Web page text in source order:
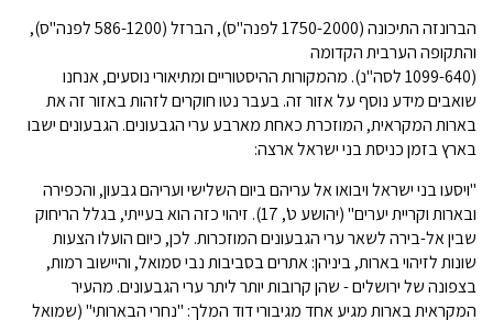
הברונזה התיכונה (1750-2000 לפנה"ס), הברזל (586-1200 לפנה"ס),
והתקופה הערבית הקדומה
(1099-640 לסה"נ). מהמקורות ההיסטוריים ומתיאורי נוסעים, אנחנו
שואבים מידע נוסף על אזור זה. בעבר נטו חוקרים לזהות באזור זה את
בארות המקראית, המוזכרת כאחת מארבע ערי הגבעונים. הגבעונים ישבו
בארץ בזמן כניסת בני ישראל ארצה:
"ויסעו בני ישראל ויבואו אל עריהם ביום השלישי ועריהם גבעון, והכפירה
ובארות וקריית יערים" (יהושע ט', 17). זיהוי כזה הוא בעייתי, בגלל הריחוק
שבין אל-בירה לשאר ערי הגבעונים המוזכרות. לכן, כיום הועלו הצעות
שונות לזיהוי בארות, ביניהן: אתרים בסביבות נבי סמואל, והיישוב רמות,
בצפונה של ירושלים - שהן קרובות יותר ליתר ערי הגבעונים. מהעיר
המקראית בארות מגיע אחד מגיבורי דוד המלך: "נחרי הבארותי" (שמואל